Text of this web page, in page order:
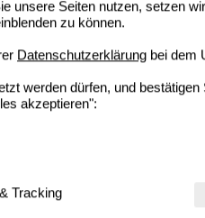
unsere Seiten nutzen, setzen
zu können.
Datenschutzerklärung bei dem
werden dürfen, und
akzeptieren":
die für die Grundfunktionen
weshalb auf diese nicht
Tracking